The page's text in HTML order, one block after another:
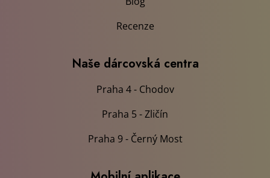
Recenze
Naše dárcovská centra
Praha 4 - Chodov
Praha 5 - Zličín
Praha 9 - Černý Most